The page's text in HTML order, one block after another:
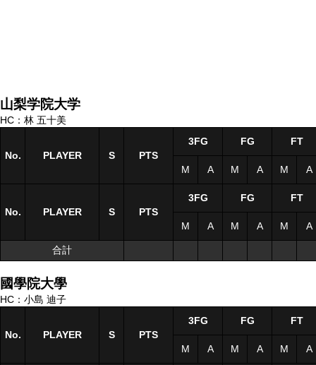
山梨学院大学
HC：林 五十美
No. PLAYER S
No. PLAYER S
合計
No. PLAYER S PTS
3FG FG FT
M A M A M A
No. PLAYER S PTS
3FG FG FT
M A M A M A
合計
國學院大學
HC：小島 迪子
No. PLAYER S
No. PLAYER S PTS
3FG FG FT
M A M A M A